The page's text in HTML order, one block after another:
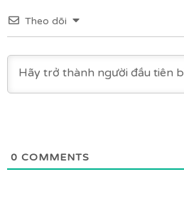
Theo dõi
0 COMMENTS